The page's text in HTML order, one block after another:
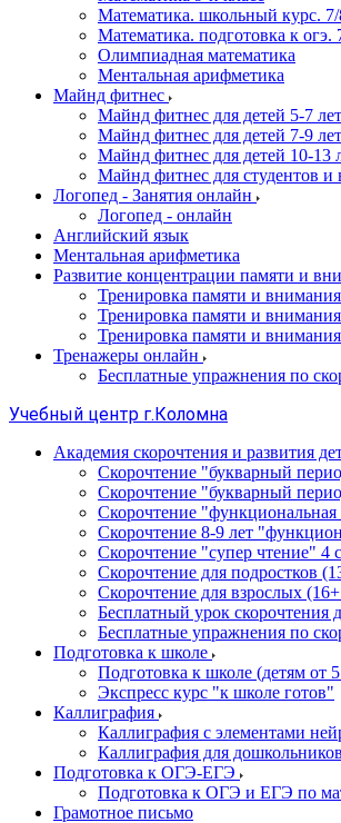
Математика. школьный курс. 7/
Математика. подготовка к огэ.
Олимпиадная математика
Ментальная арифметика
Майнд фитнес
Майнд фитнес для детей 5-7 лет
Майнд фитнес для детей 7-9 лет
Майнд фитнес для детей 10-13
Майнд фитнес для студентов и
Логопед - Занятия онлайн
Логопед - онлайн
Английский язык
Ментальная арифметика
Развитие концентрации памяти и
Тренировка памяти и внимания
Тренировка памяти и
Тренировка памяти и
Тренажеры онлайн
Бесплатные упражнения по
Учебный центр г.Коломна
Академия скорочтения и развития
Скорочтение "букварный
Cкорочтение "букварный
Скорочтение "функциональная
Скорочтение 8-9 лет
Скорочтение "супер чтение" 4
Скорочтение для подростков
Cкорочтение для взрослых
Бесплатный урок скорочтения
Бесплатные упражнения по
Подготовка к школе
Подготовка к школе (детям от
Экспресс курс "к школе готов"
Каллиграфия
Каллиграфия с элементами
Каллиграфия для дошкольников
Подготовка к ОГЭ-ЕГЭ
Подготовка к ОГЭ и ЕГЭ по
Грамотное письмо